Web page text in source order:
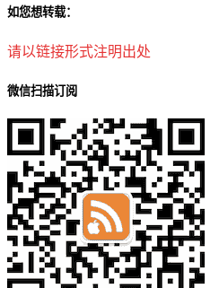
如您想转载：
请以链接形式注明出处
微信扫描订阅